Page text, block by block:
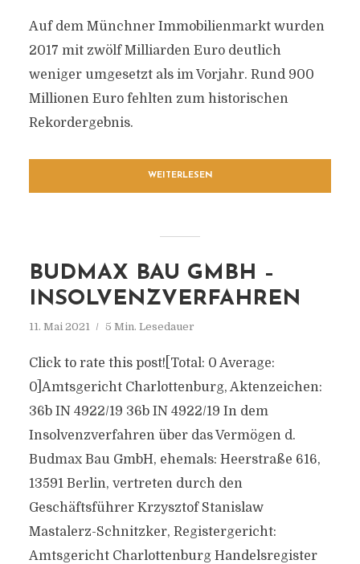
Auf dem Münchner Immobilienmarkt wurden
2017 mit zwölf Milliarden Euro deutlich
weniger umgesetzt als im Vorjahr. Rund 900
Millionen Euro fehlten zum historischen
Rekordergebnis.
WEITERLESEN
BUDMAX BAU GMBH –
INSOLVENZVERFAHREN
11. Mai 2021 5 Min. Lesedauer
Click to rate this post![Total: 0 Average:
0]Amtsgericht Charlottenburg, Aktenzeichen:
36b IN 4922/19 36b IN 4922/19 In dem
Insolvenzverfahren über das Vermögen d.
Budmax Bau GmbH, ehemals: Heerstraße 616,
13591 Berlin, vertreten durch den
Geschäftsführer Krzysztof Stanislaw
Mastalerz-Schnitzker, Registergericht:
Amtsgericht Charlottenburg Handelsregister